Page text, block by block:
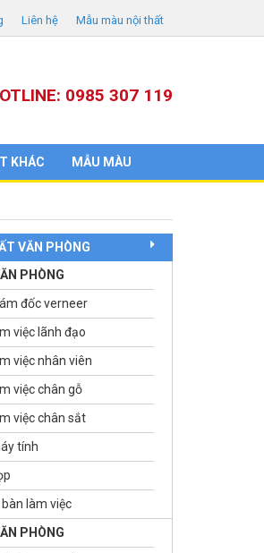
Liên hệ Mẫu màu nội thất
0985 307 119
KHÁC MẪU MÀU
VĂN PHÒNG
PHÒNG
đốc verneer
việc lãnh đạo
việc nhân viên
việc chân gỗ
việc chân sắt
tính
làm việc
PHÒNG